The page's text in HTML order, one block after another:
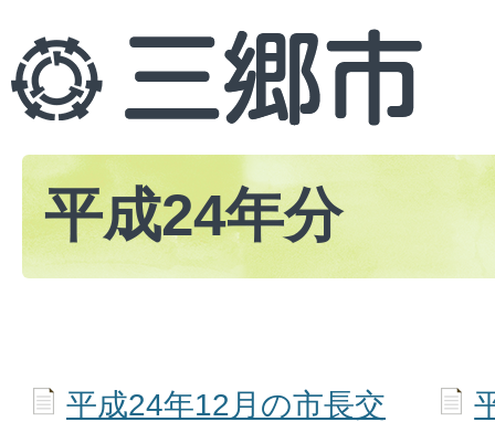
平成24年分
平成24年12月の市長交